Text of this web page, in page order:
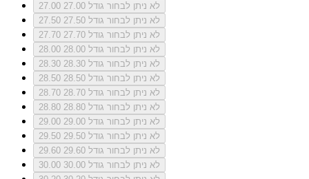
27.00
לא ניתן לבחור גודל 27.00
27.50
לא ניתן לבחור גודל 27.50
27.70
לא ניתן לבחור גודל 27.70
28.00
לא ניתן לבחור גודל 28.00
28.30
לא ניתן לבחור גודל 28.30
28.50
לא ניתן לבחור גודל 28.50
28.70
לא ניתן לבחור גודל 28.70
28.80
לא ניתן לבחור גודל 28.80
29.00
לא ניתן לבחור גודל 29.00
29.50
לא ניתן לבחור גודל 29.50
29.60
לא ניתן לבחור גודל 29.60
30.00
לא ניתן לבחור גודל 30.00